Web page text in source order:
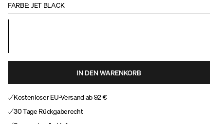
FARBE: JET BLACK
IN DEN WARENKORB
Kostenloser EU-Versand ab 92 €
30 Tage Rückgaberecht